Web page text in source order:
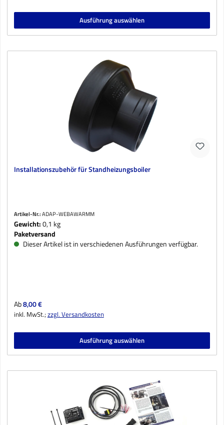
Ausführung auswählen
Installationszubehör für Standheizungsboiler
Artikel-Nr.:ADAP-WEBAWARMM
Gewicht:0,1 kg
Paketversand
Dieser Artikel ist in verschiedenen Ausführungen verfügbar.
Regulärer Preis:
Ab8,00 €
inkl. MwSt.;zzgl. Versandkosten
Ausführung auswählen